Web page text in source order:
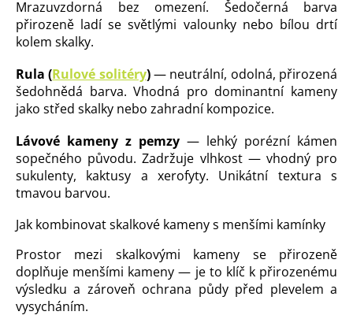
Mrazuvzdorná bez omezení. Šedočerná barva
přirozeně ladí se světlými valounky nebo bílou drtí
kolem skalky.
Rula (Rulové solitéry)— neutrální, odolná, přirozená
šedohnědá barva. Vhodná pro dominantní kameny
jako střed skalky nebo zahradní kompozice.
Lávové kameny z pemzy — lehký porézní kámen
sopečného původu. Zadržuje vlhkost — vhodný pro
sukulenty, kaktusy a xerofyty. Unikátní textura s
tmavou barvou.
Jak kombinovat skalkové kameny s menšími kamínky
Prostor mezi skalkovými kameny se přirozeně
doplňuje menšími kameny — je to klíč k přirozenému
výsledku a zároveň ochrana půdy před plevelem a
vysycháním.